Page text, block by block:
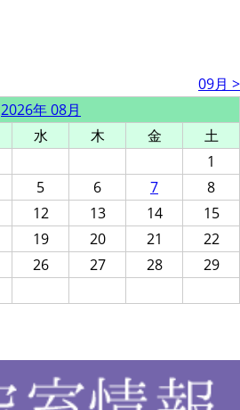
09月 >
2026年 08月
水 木 金
土
1
5 6 7
8
12 13 14
15
19 20 21
22
26 27 28
29